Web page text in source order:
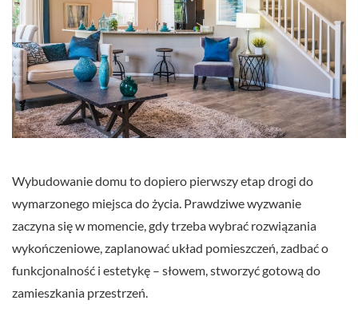
Wybudowanie domu to dopiero pierwszy etap drogi do
wymarzonego miejsca do życia. Prawdziwe wyzwanie
zaczyna się w momencie, gdy trzeba wybrać rozwiązania
wykończeniowe, zaplanować układ pomieszczeń, zadbać o
funkcjonalność i estetykę – słowem, stworzyć gotową do
zamieszkania przestrzeń.